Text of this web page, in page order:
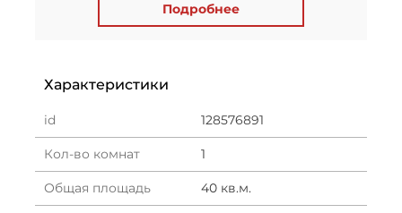
Подробнее
Характеристики
id 128576891
Кол-во комнат 1
Общая площадь 40 кв.м.